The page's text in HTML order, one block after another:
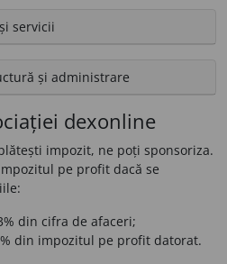
servicii
și administrare
dexonline
impozit, ne poți sponsoriza.
pe profit dacă se
din cifra de afaceri;
din impozitul pe profit datorat.